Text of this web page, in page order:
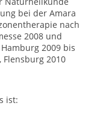
bei der Amara
nach
2008 und
2009 bis
2010
ist: